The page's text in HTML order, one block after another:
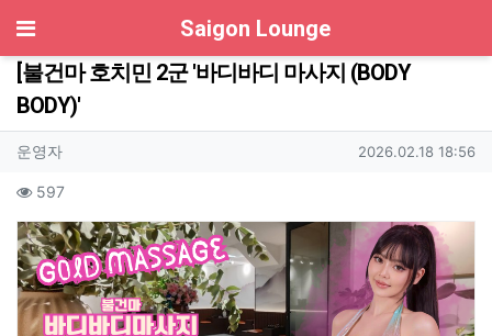
Saigon Lounge
[불건마 호치민 2군 '바디바디 마사지 (BODY
BODY)'
작성자 정보
운영자작성 작성일
2026.02.18 18:56
컨텐츠 정보
597조회
본문